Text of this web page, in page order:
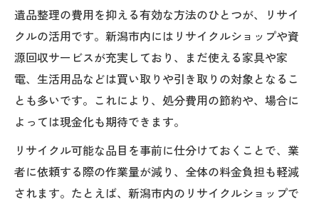
遺品整理の費用を抑える有効な方法のひとつが、リサイ
クルの活用です。新潟市内にはリサイクルショップや資
源回収サービスが充実しており、まだ使える家具や家
電、生活用品などは買い取りや引き取りの対象となるこ
とも多いです。これにより、処分費用の節約や、場合に
よっては現金化も期待できます。
リサイクル可能な品目を事前に仕分けておくことで、業
者に依頼する際の作業量が減り、全体の料金負担も軽減
されます。たとえば、新潟市内のリサイクルショップで